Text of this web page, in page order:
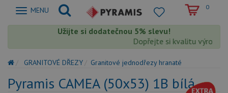
Zobrazit
MENU 0
Užijte si dodatečnou 5% slevu!
Dopřejte si kvalitu výrobků
GRANITOVÉ DŘEZY Granitové jednodřezy hranaté
Pyramis CAMEA (50x53) 1B bílá